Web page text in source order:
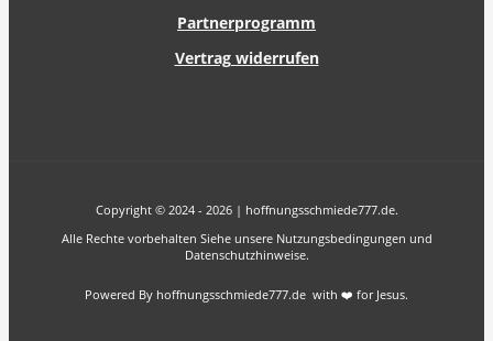
Partnerprogramm
Vertrag widerrufen
Copyright © 2024 - 2026 | hoffnungsschmiede777.de.
Alle Rechte vorbehalten Siehe unsere Nutzungsbedingungen und
Datenschutzhinweise.
Powered By hoffnungsschmiede777.de with ❤️ for Jesus.